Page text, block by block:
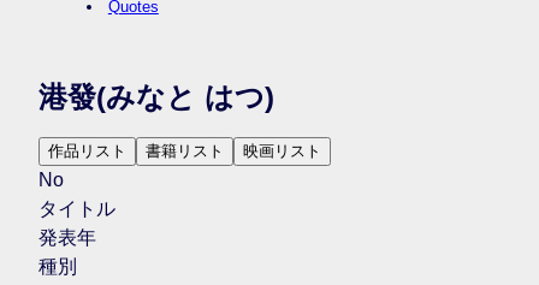
Quotes
港發(みなと はつ)
作品リスト 書籍リスト 映画リスト
No
タイトル
発表年
種別